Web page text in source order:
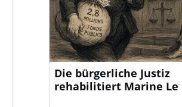
Die bürgerliche Justiz
rehabilitiert Marine Le